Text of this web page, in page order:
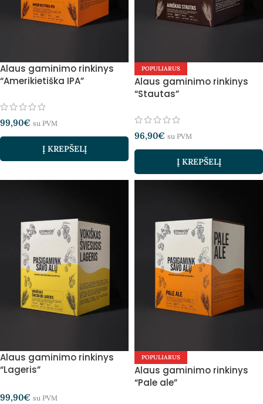
Alaus gaminimo rinkinys
“Amerikietiška IPA”
99,90€ su PVM
Į KREPŠELĮ
POPULIARUS
Alaus gaminimo rinkinys
“Stautas”
96,90€ su PVM
Į KREPŠELĮ
Alaus gaminimo rinkinys
“Lageris”
99,90€ su PVM
POPULIARUS
Alaus gaminimo rinkinys
“Pale ale”